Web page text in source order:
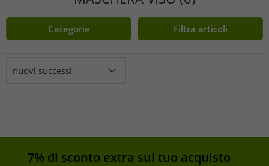
Categorie Filtra articoli
nuovi successi
7% di sconto extra sul tuo acquisto